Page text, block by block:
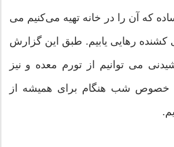
که آن را در خانه تهیه می‌کنیم می
کشنده رهایی یابیم. طبق این گزارش
می توانیم از تورم معده و نیز
خصوص شب هنگام برای همیشه از